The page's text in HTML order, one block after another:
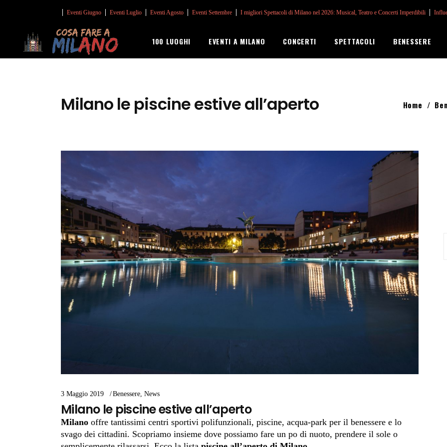
Eventi Giugno Eventi Luglio Eventi Agosto Eventi Settembre I migliori Spettacoli di Milano nel 2026: Musical, Teatro e Concerti Imperdibili
100 LUOGHI EVENTI A MILANO CONCERTI SPETTACOLI BENESSERE
Milano le piscine estive all’aperto Home /
3 Maggio 2019 Benessere News
Milano le piscine estive all’aperto
Milano offre tantissimi centri sportivi polifunzionali, piscine, acqua-park per il benessere e lo
svago dei cittadini. Scopriamo insieme dove possiamo fare un po di nuoto, prendere il sole o